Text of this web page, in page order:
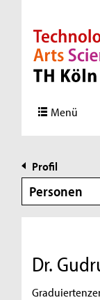
Direkt zur
Direkt zur
Direkt zum
Direkt zum
Menü
Profil
Personen
Dr.